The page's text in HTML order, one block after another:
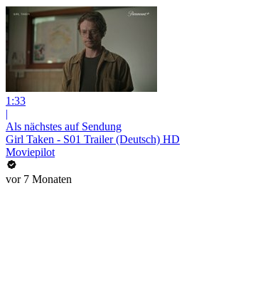
1:33
|
Als nächstes auf Sendung
Girl Taken - S01 Trailer (Deutsch) HD
Moviepilot
vor 7 Monaten